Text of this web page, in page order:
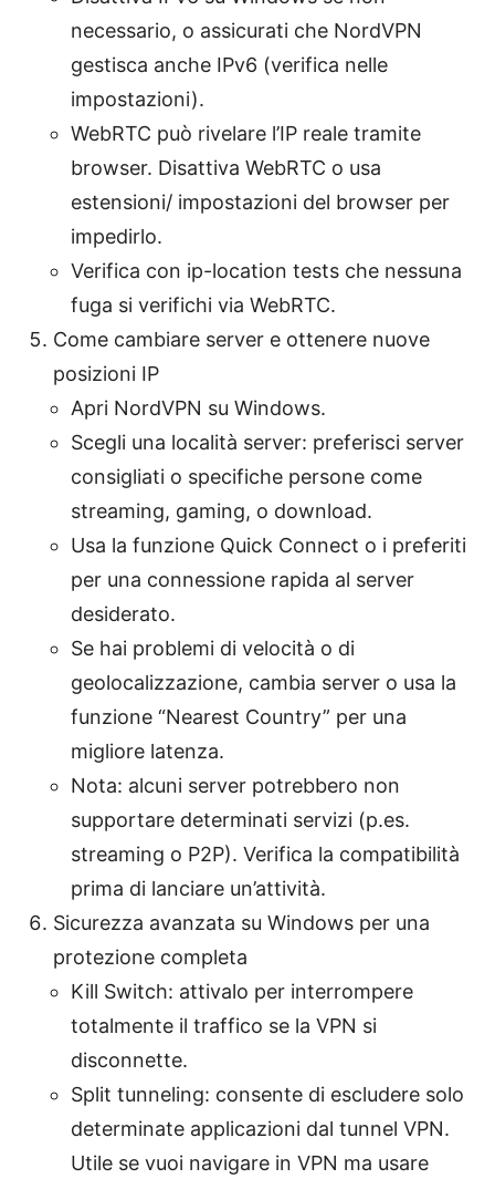
necessario, o assicurati che NordVPN
gestisca anche IPv6 (verifica nelle
impostazioni).
WebRTC può rivelare l’IP reale tramite
browser. Disattiva WebRTC o usa
estensioni/ impostazioni del browser per
impedirlo.
Verifica con ip-location tests che nessuna
fuga si verifichi via WebRTC.
Come cambiare server e ottenere nuove
posizioni IP
Apri NordVPN su Windows.
Scegli una località server: preferisci server
consigliati o specifiche persone come
streaming, gaming, o download.
Usa la funzione Quick Connect o i preferiti
per una connessione rapida al server
desiderato.
Se hai problemi di velocità o di
geolocalizzazione, cambia server o usa la
funzione “Nearest Country” per una
migliore latenza.
Nota: alcuni server potrebbero non
supportare determinati servizi (p.es.
streaming o P2P). Verifica la compatibilità
prima di lanciare un’attività.
Sicurezza avanzata su Windows per una
protezione completa
Kill Switch: attivalo per interrompere
totalmente il traffico se la VPN si
disconnette.
Split tunneling: consente di escludere solo
determinate applicazioni dal tunnel VPN.
Utile se vuoi navigare in VPN ma usare